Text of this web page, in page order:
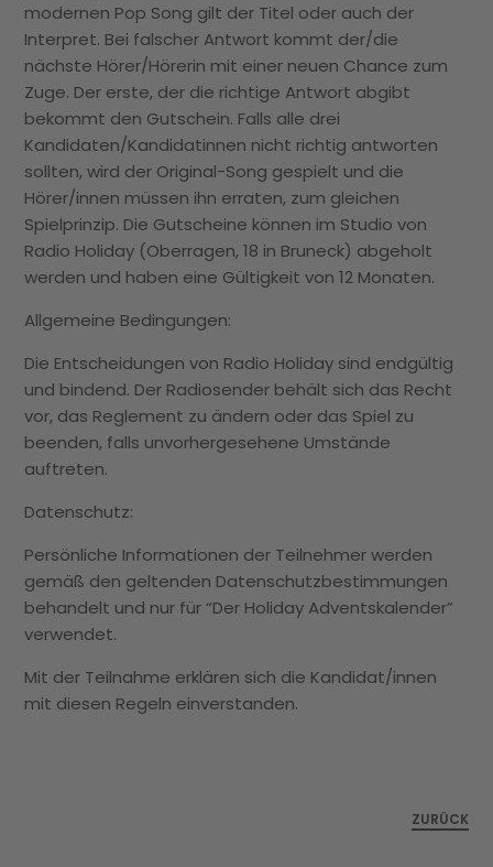
modernen Pop Song gilt der Titel oder auch der
Interpret. Bei falscher Antwort kommt der/die
nächste Hörer/Hörerin mit einer neuen Chance zum
Zuge. Der erste, der die richtige Antwort abgibt
bekommt den Gutschein. Falls alle drei
Kandidaten/Kandidatinnen nicht richtig antworten
sollten, wird der Original-Song gespielt und die
Hörer/innen müssen ihn erraten, zum gleichen
Spielprinzip. Die Gutscheine können im Studio von
Radio Holiday (Oberragen, 18 in Bruneck) abgeholt
werden und haben eine Gültigkeit von 12 Monaten.
Allgemeine Bedingungen:
Die Entscheidungen von Radio Holiday sind endgültig
und bindend. Der Radiosender behält sich das Recht
vor, das Reglement zu ändern oder das Spiel zu
beenden, falls unvorhergesehene Umstände
auftreten.
Datenschutz:
Persönliche Informationen der Teilnehmer werden
gemäß den geltenden Datenschutzbestimmungen
behandelt und nur für “Der Holiday Adventskalender”
verwendet.
Mit der Teilnahme erklären sich die Kandidat/innen
mit diesen Regeln einverstanden.
ZURÜCK